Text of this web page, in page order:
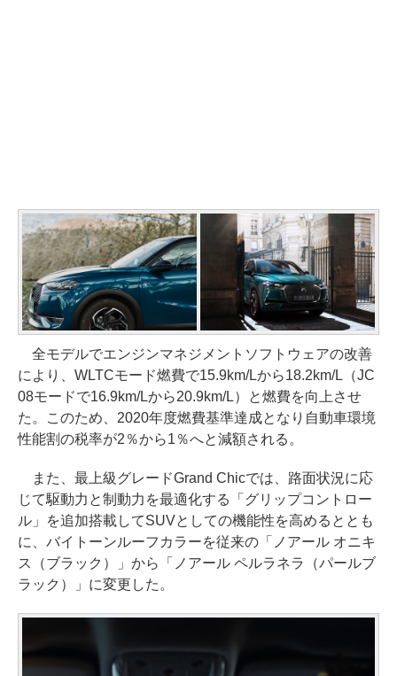
全モデルでエンジンマネジメントソフトウェアの改善
により、WLTCモード燃費で15.9km/Lから18.2km/L（JC
08モードで16.9km/Lから20.9km/L）と燃費を向上させ
た。このため、2020年度燃費基準達成となり自動車環境
性能割の税率が2％から1％へと減額される。
また、最上級グレードGrand Chicでは、路面状況に応
じて駆動力と制動力を最適化する「グリップコントロー
ル」を追加搭載してSUVとしての機能性を高めるととも
に、バイトーンルーフカラーを従来の「ノアール オニキ
ス（ブラック）」から「ノアール ペルラネラ（パールブ
ラック）」に変更した。